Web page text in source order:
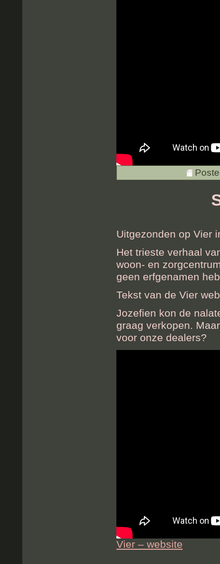
Uitgezonden op Vier
Het trieste verhaal
woon- en
geen erfgenamen
Tekst van de Vier
Jozefien kon de
graag verkopen.
voor onze dealers?
Vier – website